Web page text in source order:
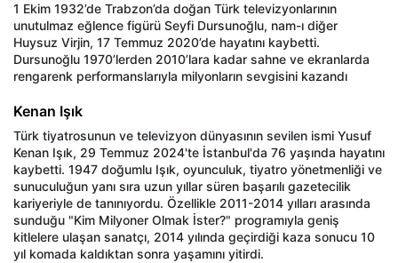
1 Ekim 1932’de Trabzon’da doğan Türk televizyonlarının
unutulmaz eğlence figürü Seyfi Dursunoğlu, nam-ı diğer
Huysuz Virjin, 17 Temmuz 2020’de hayatını kaybetti.
Dursunoğlu 1970’lerden 2010’lara kadar sahne ve ekranlarda
rengarenk performanslarıyla milyonların sevgisini kazandı
Kenan Işık
Türk tiyatrosunun ve televizyon dünyasının sevilen ismi Yusuf
Kenan Işık, 29 Temmuz 2024'te İstanbul'da 76 yaşında hayatını
kaybetti. 1947 doğumlu Işık, oyunculuk, tiyatro yönetmenliği ve
sunuculuğun yanı sıra uzun yıllar süren başarılı gazetecilik
kariyeriyle de tanınıyordu. Özellikle 2011-2014 yılları arasında
sunduğu "Kim Milyoner Olmak İster?" programıyla geniş
kitlelere ulaşan sanatçı, 2014 yılında geçirdiği kaza sonucu 10
yıl komada kaldıktan sonra yaşamını yitirdi.